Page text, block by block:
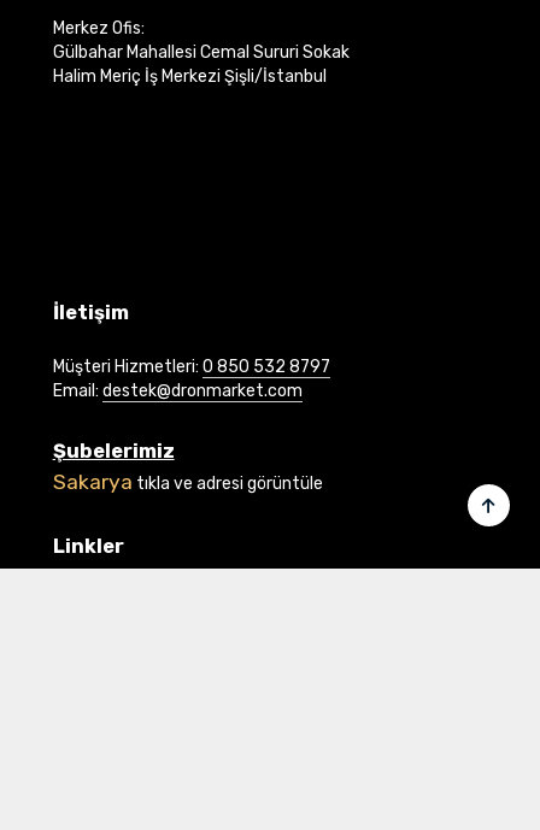
Merkez Ofis:
Gülbahar Mahallesi Cemal Sururi Sokak
Halim Meriç İş Merkezi Şişli/İstanbul
İletişim
Müşteri Hizmetleri: 0 850 532 8797
Email: destek@dronmarket.com
Şubelerimiz
Sakarya tıkla ve adresi görüntüle
Linkler